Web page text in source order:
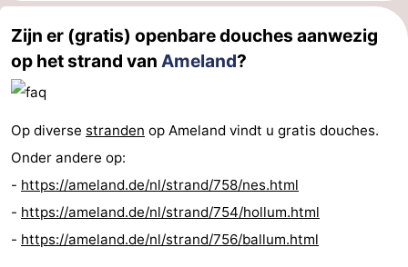
Zijn er (gratis) openbare douches aanwezig
op het strand van Ameland?
Op diverse stranden op Ameland vindt u gratis douches.
Onder andere op:
- https://ameland.de/nl/strand/758/nes.html
- https://ameland.de/nl/strand/754/hollum.html
- https://ameland.de/nl/strand/756/ballum.html